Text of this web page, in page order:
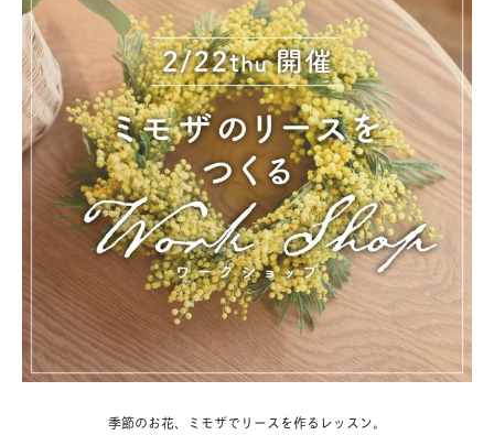
季節のお花、ミモザでリースを作るレッスン。